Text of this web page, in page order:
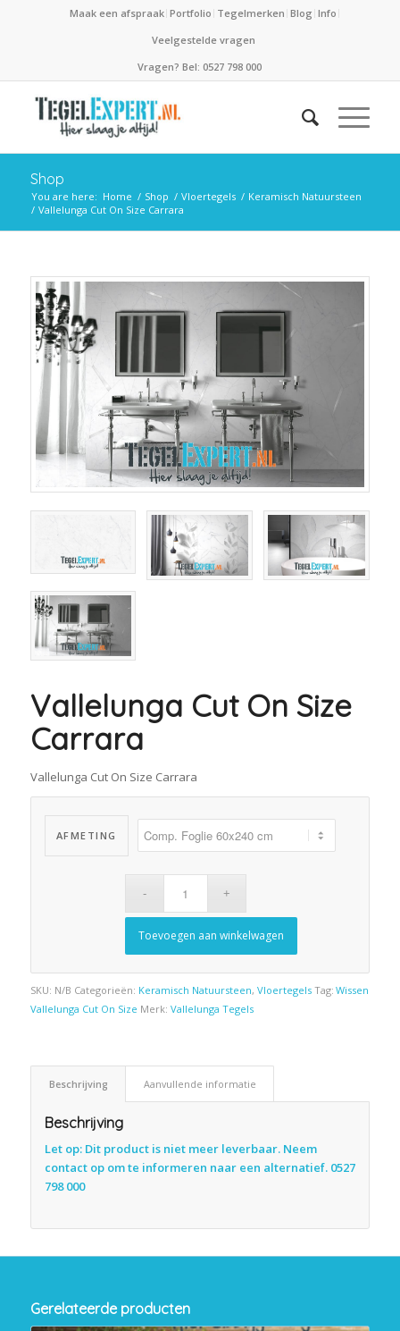
Maak een afspraak Portfolio Tegelmerken Blog Info
Veelgestelde vragen
Vragen? Bel: 0527 798 000
Shop
You are here: Home / Shop / Vloertegels / Keramisch Natuursteen
/ Vallelunga Cut On Size Carrara
Vallelunga Cut On Size
Carrara
Vallelunga Cut On Size Carrara
AFMETING
Wissen
Toevoegen aan winkelwagen
SKU: N/B Categorieën: Keramisch Natuursteen, Vloertegels Tag:
Vallelunga Cut On Size Merk: Vallelunga Tegels
Beschrijving Aanvullende informatie
Beschrijving
Let op: Dit product is niet meer leverbaar. Neem
contact op om te informeren naar een alternatief. 0527
798 000
Gerelateerde producten